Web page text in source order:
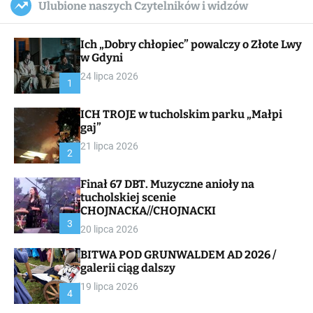
c
a
a
s
W
i
e
l
c
Ulubione naszych Czytelników i widzów
1
Ich „Dobry chłopiec” powalczy o Złote Lwy
w Gdyni
24 lipca 2026
2
ICH TROJE w tucholskim parku „Małpi
gaj”
21 lipca 2026
3
Finał 67 DBT. Muzyczne anioły na
tucholskiej scenie
CHOJNACKA//CHOJNACKI
20 lipca 2026
4
BITWA POD GRUNWALDEM AD 2026 /
galerii ciąg dalszy
19 lipca 2026